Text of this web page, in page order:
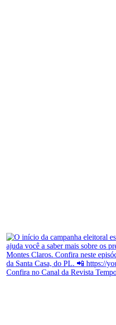
Confira no Canal da Revista